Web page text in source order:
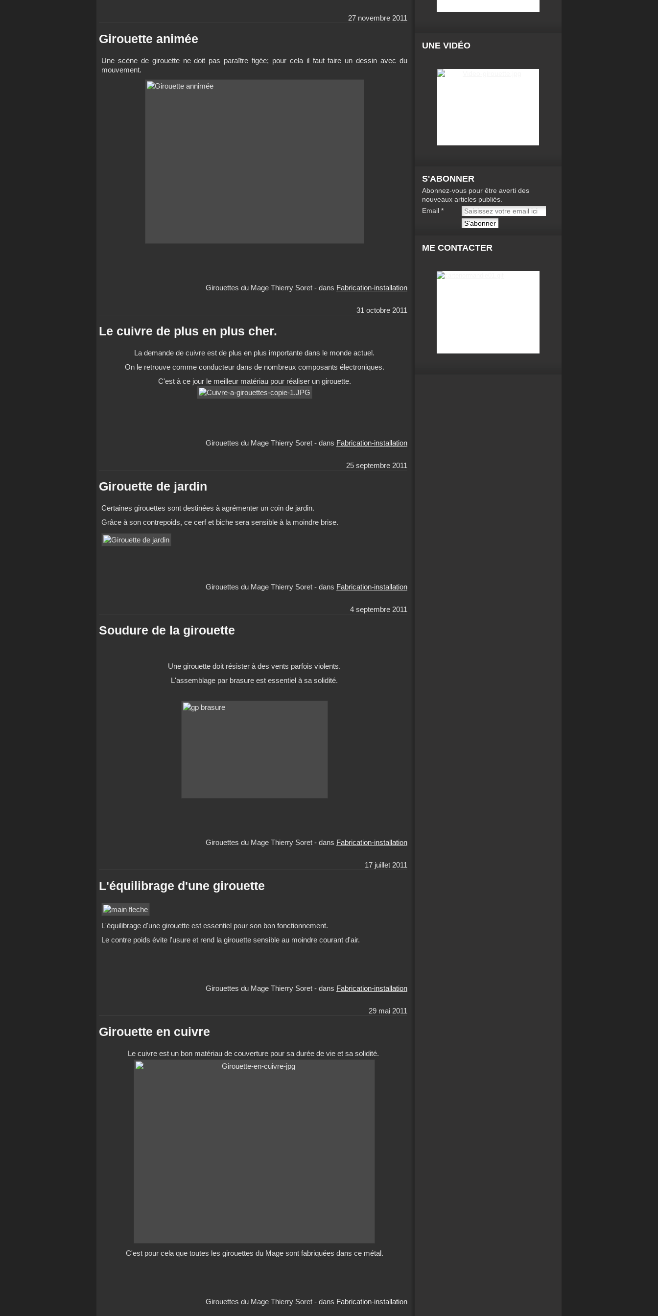
27 novembre 2011
Girouette animée
Une scène de girouette ne doit pas paraître figée; pour cela il faut faire un dessin avec du
mouvement.
Girouettes du Mage Thierry Soret - dans Fabrication-installation
31 octobre 2011
Le cuivre de plus en plus cher.
La demande de cuivre est de plus en plus importante dans le monde actuel.
On le retrouve comme conducteur dans de nombreux composants électroniques.
C'est à ce jour le meilleur matériau pour réaliser un girouette.
Girouettes du Mage Thierry Soret - dans Fabrication-installation
25 septembre 2011
Girouette de jardin
Certaines girouettes sont destinées à agrémenter un coin de jardin.
Grâce à son contrepoids, ce cerf et biche sera sensible à la moindre brise.
Girouettes du Mage Thierry Soret - dans Fabrication-installation
4 septembre 2011
Soudure de la girouette
Une girouette doit résister à des vents parfois violents.
L'assemblage par brasure est essentiel à sa solidité.
Girouettes du Mage Thierry Soret - dans Fabrication-installation
17 juillet 2011
L'équilibrage d'une girouette
L'équilibrage d'une girouette est essentiel pour son bon fonctionnement.
Le contre poids évite l'usure et rend la girouette sensible au moindre courant d'air.
Girouettes du Mage Thierry Soret - dans Fabrication-installation
29 mai 2011
Girouette en cuivre
Le cuivre est un bon matériau de couverture pour sa durée de vie et sa solidité.
C'est pour cela que toutes les girouettes du Mage sont fabriquées dans ce métal.
Girouettes du Mage Thierry Soret - dans Fabrication-installation
UNE VIDÉO
S'ABONNER
Abonnez-vous pour être averti des
nouveaux articles publiés.
Email
ME CONTACTER